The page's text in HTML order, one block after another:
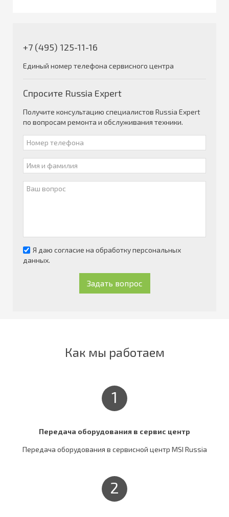
+7 (495) 125-11-16
Единый номер телефона сервисного центра
Спросите Russia Expert
Получите консультацию специалистов Russia Expert
по вопросам ремонта и обслуживания техники.
Я даю согласие на обработку персональных
данных.
Задать вопрос
Как мы работаем
1
Передача оборудования в сервис центр
Передача оборудования в сервисной центр MSI Russia
2